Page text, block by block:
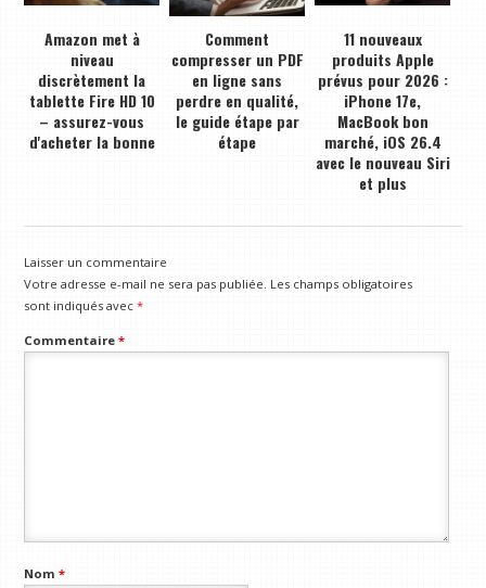
Amazon met à
niveau
discrètement la
tablette Fire HD 10
– assurez-vous
d'acheter la bonne
Comment
compresser un PDF
en ligne sans
perdre en qualité,
le guide étape par
étape
11 nouveaux
produits Apple
prévus pour 2026 :
iPhone 17e,
MacBook bon
marché, iOS 26.4
avec le nouveau Siri
et plus
Laisser un commentaire
Votre adresse e-mail ne sera pas publiée. Les champs obligatoires
sont indiqués avec*
Commentaire*
Nom*